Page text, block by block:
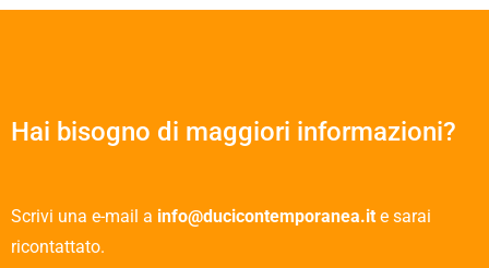
Hai bisogno di maggiori informazioni?
Scrivi una e-mail a info@ducicontemporanea.it e sarai
ricontattato.